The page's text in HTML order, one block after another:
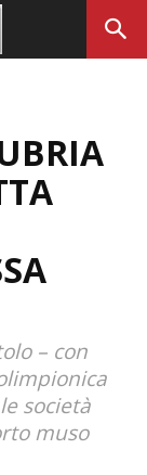
– con
società
muso